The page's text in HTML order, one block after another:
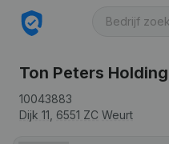
Ton Peters Holding
10043883
Dijk 11, 6551 ZC Weurt